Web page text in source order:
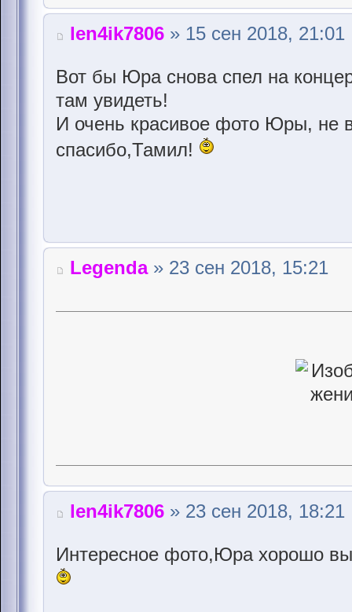
len4ik7806 » 15 сен 2018, 21:01
Вот бы Юра снова спел на
там увидеть!
И очень красивое фото Юры, не
спасибо,Тамил!
Legenda» 23 сен 2018, 15:21
len4ik7806 » 23 сен 2018, 18:21
Интересное фото,Юра хорошо